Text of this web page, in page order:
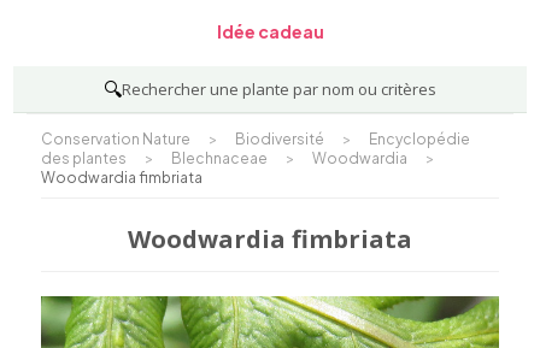
Idée cadeau
🔍Rechercher une plante par nom ou critères
Conservation Nature > Biodiversité >
Encyclopédie
des plantes
> Blechnaceae > Woodwardia
>
Woodwardia fimbriata
Woodwardia fimbriata